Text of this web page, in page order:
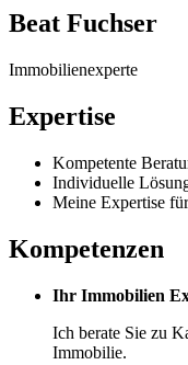
Beat Fuchser
Immobilienexperte
Expertise
Kompetente
Individuelle
Meine Expertise
Kompetenzen
Ihr Immobilien
Ich berate Sie zu
Immobilie.